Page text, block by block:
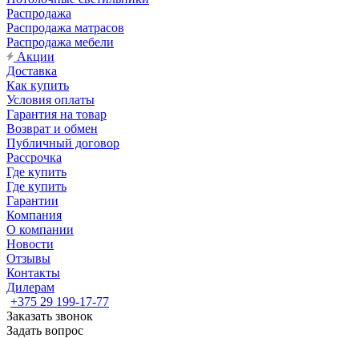
Распродажа
Распродажа матрасов
Распродажа мебели
Акции
Доставка
Как купить
Условия оплаты
Гарантия на товар
Возврат и обмен
Публичный договор
Рассрочка
Где купить
Где купить
Гарантии
Компания
О компании
Новости
Отзывы
Контакты
Дилерам
+375 29 199-17-77
Заказать звонок
Задать вопрос